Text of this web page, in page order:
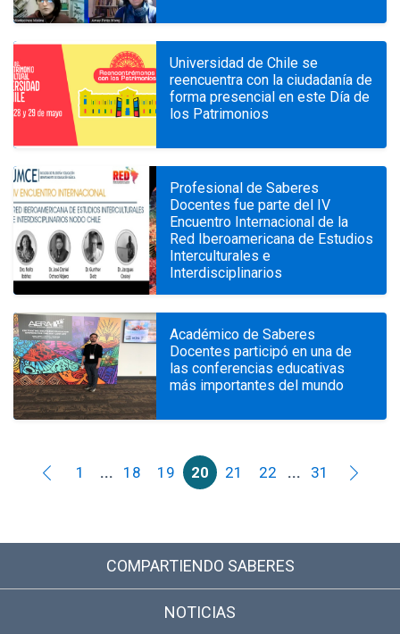
Universidad de Chile se
reencuentra con la ciudadanía de
forma presencial en este Día de
los Patrimonios
Profesional de Saberes
Docentes fue parte del IV
Encuentro Internacional de la
Red Iberoamericana de Estudios
Interculturales e
Interdisciplinarios
Académico de Saberes
Docentes participó en una de
las conferencias educativas
más importantes del mundo
1 ... 18 19 20 21 22 ... 31
COMPARTIENDO SABERES
NOTICIAS